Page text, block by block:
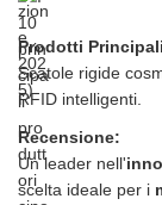
Prodotti
Scatole rigide
RFID intelligenti.
Recensione:
Un leader nell'
scelta ideale per i